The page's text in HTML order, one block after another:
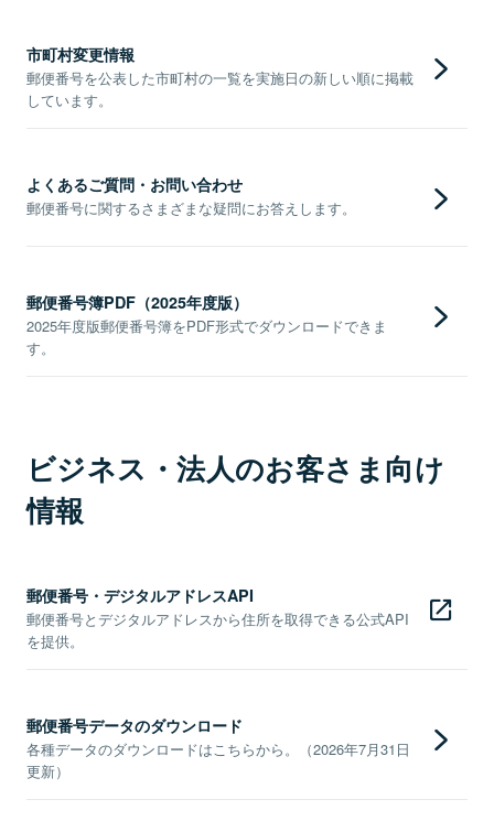
市町村変更情報
郵便番号を公表した市町村の一覧を実施日の新しい順に掲載
しています。
よくあるご質問・お問い合わせ
郵便番号に関するさまざまな疑問にお答えします。
郵便番号簿PDF（2025年度版）
2025年度版郵便番号簿をPDF形式でダウンロードできま
す。
ビジネス・法人のお客さま向け
情報
郵便番号・デジタルアドレスAPI
郵便番号とデジタルアドレスから住所を取得できる公式API
を提供。
郵便番号データのダウンロード
各種データのダウンロードはこちらから。（2026年7月31日
更新）